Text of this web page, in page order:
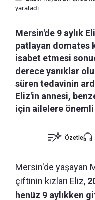
yaraladı
Mersin'de 9 aylık
patlayan domates
isabet etmesi
derece yanıklar
süren tedavinin
Eliz'in annesi,
için ailelere önemli
Özetle
Mersin'de yaşayan
çiftinin kızları Eliz,
henüz 9 aylıkken